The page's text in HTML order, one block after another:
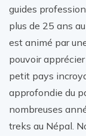
guides
plus de 25 ans
est animé par
pouvoir
petit pays
approfondie du
nombreuses
treks au Népal.